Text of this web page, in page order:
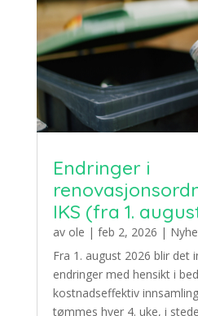
Endringer i
IKS (fra 1.
av ole | feb 2, 2026 |
Fra 1. august 2026 blir det
endringer med hensikt i
kostnadseffektiv
tømmes hver 4. uke, i